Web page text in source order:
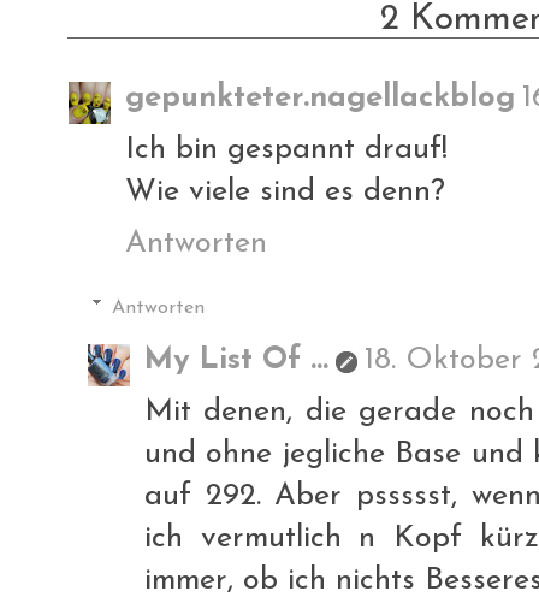
2
gepunkteter.nagellackblog
Ich bin gespannt drauf!
Wie viele sind es denn?
Antworten
Antworten
My List Of ...
18. Oktober
Mit denen, die gerade
und ohne jegliche Base und
auf 292. Aber pssssst,
ich vermutlich n Kopf
immer, ob ich nichts